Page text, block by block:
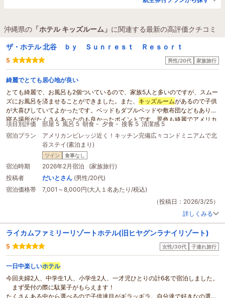
沖縄県の 「ホテル キッズルーム」 に関連する最新の高評価クチコミ
ザ・ホテル 北谷 ｂｙ Ｓｕｎｒｅｓｔ Ｒｅｓｏｒｔ
5 男性/20代 家族旅行
綺麗でとても居心地が良い
とても綺麗で、お風呂も2個ついているので、家族5人と多いのですが、スムー
ズにお風呂を済ませることができました。また、 キッズルームがあるので子供
が大喜びしていてよかったです。ベッドもダブルベッドや敷布団などもあり、
寝る場所がたくさんあったのも良かったポイントです。景色も綺麗でアメリカ
ンビレッジの花火を ホテルから見ることができました！
項目別評価 部屋 5 風呂 5 朝食 - 夕食 - 接客 5 清潔感 5
宿泊プラン
アメリカンビレッジ近く！キッチン完備広々コンドミニアムで北
谷ステイ(素泊まり)
ツイン 食事なし
宿泊時期
2026年2月宿泊 (家族旅行)
投稿者
だいとさん (男性/20代)
宿泊価格帯
7,001～8,000円(大人１名あたり/税込)
（投稿日：2026/3/25）
詳しくみる
ライカムファミリーリゾートホテル(旧ヒヤグンラナイリゾート)
5 女性/30代 子連れ旅行
一日中楽しいホテル
今回夫婦2人、中学生1人、小学生2人、一才児ひとりの計6名で宿泊しました。
まず受付の際に駄菓子がもらえます！
たくさんある中から選べるので子供達目がギラッギラ。自分達で好きなの選べ